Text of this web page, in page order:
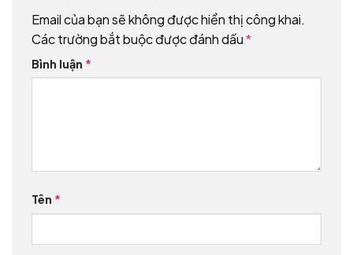
Email của bạn sẽ không được hiển thị công khai.
Các trường bắt buộc được đánh dấu*
Bình luận *
Tên *